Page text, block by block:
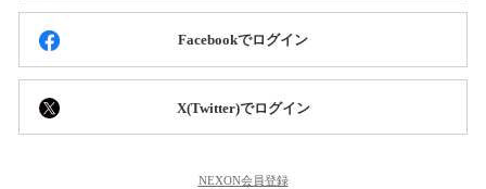
Facebookでログイン
X(Twitter)でログイン
NEXON会員登録